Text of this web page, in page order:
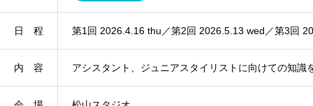
日 程 第1回 2026.4.16 thu／第2回 2026.5.13 wed／第3回
内 容 アシスタント、ジュニアスタイリストに向けての知